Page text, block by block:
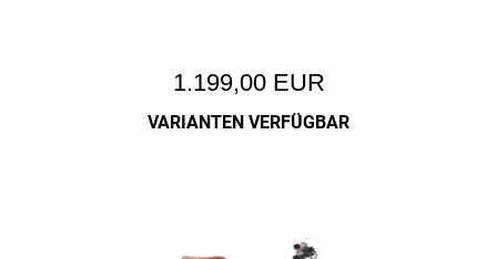
1.199,00 EUR
VARIANTEN VERFÜGBAR